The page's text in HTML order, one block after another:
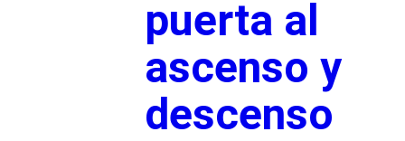
puerta al
ascenso y
descenso